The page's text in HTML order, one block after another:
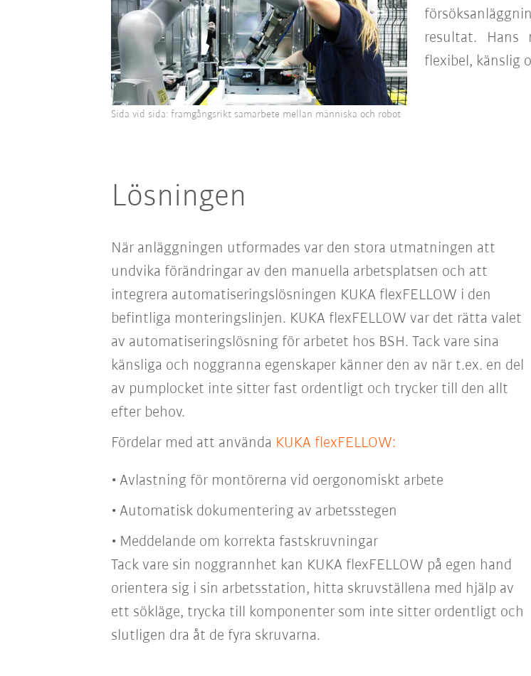
resultat. Hans
flexibel, känslig
Sida vid sida: framgångsrikt samarbete mellan människa och robot
Lösningen
När anläggningen utformades var den stora utmatningen att
undvika förändringar av den manuella arbetsplatsen och att
integrera automatiseringslösningen KUKA flexFELLOW i den
befintliga monteringslinjen. KUKA flexFELLOW var det rätta valet
av automatiseringslösning för arbetet hos BSH. Tack vare sina
känsliga och noggranna egenskaper känner den av när t.ex. en del
av pumplocket inte sitter fast ordentligt och trycker till den allt
efter behov.
Fördelar med att använda KUKA flexFELLOW:
Avlastning för montörerna vid oergonomiskt arbete
Automatisk dokumentering av arbetsstegen
Meddelande om korrekta fastskruvningar
Tack vare sin noggrannhet kan KUKA flexFELLOW på egen hand
orientera sig i sin arbetsstation, hitta skruvställena med hjälp av
ett sökläge, trycka till komponenter som inte sitter ordentligt och
slutligen dra åt de fyra skruvarna.